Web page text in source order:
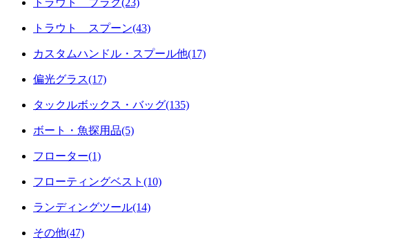
トラウト スプーン(43)
カスタムハンドル・スプール他(17)
偏光グラス(17)
タックルボックス・バッグ(135)
ボート・魚探用品(5)
フローター(1)
フローティングベスト(10)
ランディングツール(14)
その他(47)